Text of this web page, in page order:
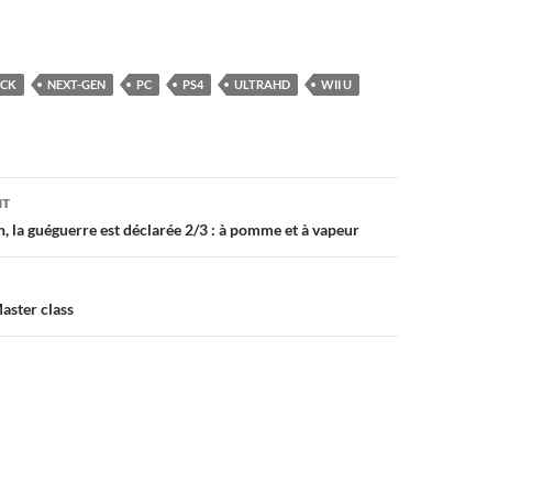
NEXT-GEN PC PS4 ULTRAHD
WII U
la guéguerre est déclarée 2/3 : à pomme et à vapeur
class